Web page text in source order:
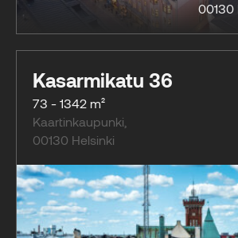
00130
Kasarmikatu 36
73 - 1342 m²
Kaartinkaupunki
00130 Helsinki